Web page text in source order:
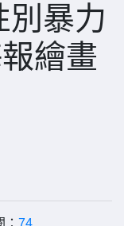
別暴力
繪畫
74